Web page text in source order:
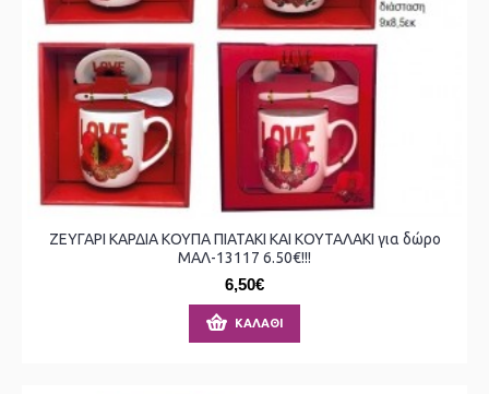
ΖΕΥΓΑΡΙ ΚΑΡΔΙΑ ΚΟΥΠΑ ΠΙΑΤΑΚΙ ΚΑΙ ΚΟΥΤΑΛΑΚΙ για δώρο
ΜΑΛ-13117 6.50€!!!
6,50€
ΚΑΛΆΘΙ